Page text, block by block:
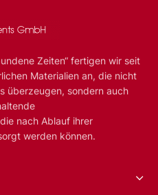
Zeiten“ fertigen wir seit
Materialien an, die nicht
überzeugen, sondern auch
nach Ablauf ihrer
werden können.